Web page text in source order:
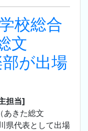
校総合
文
が出場
担当]
あきた総文
県代表として出場